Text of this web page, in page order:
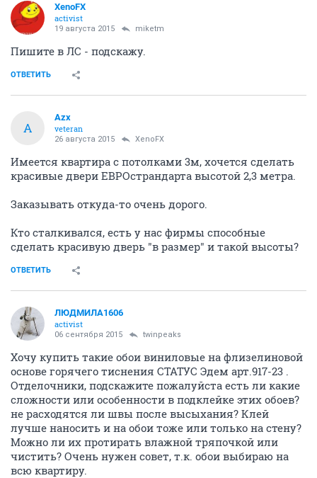
XenoFX
activist
19 августа 2015 miketm
Пишите в ЛС - подскажу.
ОТВЕТИТЬ
A
Azx
veteran
26 августа 2015 XenoFX
Имеется квартира с потолками 3м, хочется сделать
красивые двери ЕВРОстрандарта высотой 2,3 метра.
Заказывать откуда-то очень дорого.
Кто сталкивался, есть у нас фирмы способные
сделать красивую дверь "в размер" и такой высоты?
ОТВЕТИТЬ
ЛЮДМИЛА1606
activist
06 сентября 2015 twinpeaks
Хочу купить такие обои виниловые на флизелиновой
основе горячего тиснения СТАТУС Эдем арт.917-23 .
Отделочники, подскажите пожалуйста есть ли какие
сложности или особенности в подклейке этих обоев?
не расходятся ли швы после высыхания? Клей
лучше наносить и на обои тоже или только на стену?
Можно ли их протирать влажной тряпочкой или
чистить? Очень нужен совет, т.к. обои выбираю на
всю квартиру.